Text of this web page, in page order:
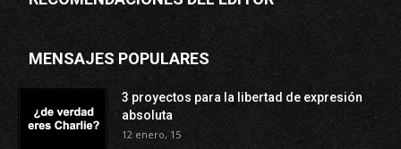
MENSAJES POPULARES
3 proyectos para la libertad de expresión
absoluta
12 enero, 15